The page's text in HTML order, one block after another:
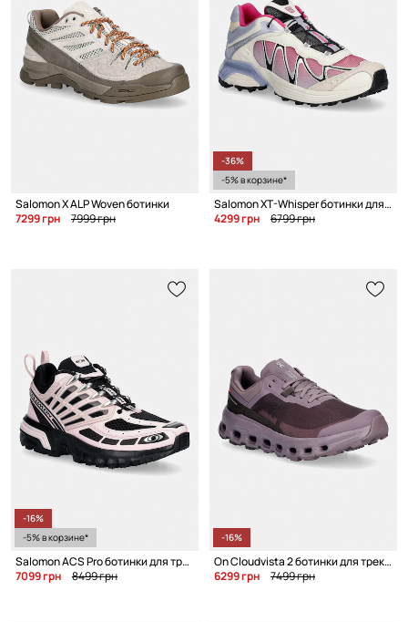
Salomon X ALP Woven ботинки
7299 грн
7999 грн
-36%
-5% в корзине*
Salomon XT-Whisper ботинки для треккинга для женщин
4299 грн
6799 грн
-16%
-5% в корзине*
Salomon ACS Pro ботинки для треккинга для женщин
7099 грн
8499 грн
-16%
On Cloudvista 2 ботинки для треккинга для женщин
6299 грн
7499 грн